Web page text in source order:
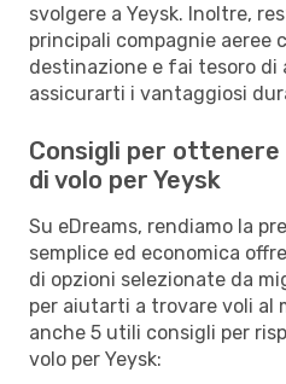
svolgere a Yeysk. Inoltre,
principali compagnie aeree
destinazione e fai tesoro
assicurarti i vantaggiosi
Consigli per
di volo per Yeysk
Su eDreams, rendiamo la
semplice ed economica
di opzioni selezionate da
per aiutarti a trovare voli al
anche 5 utili consigli per
volo per Yeysk: